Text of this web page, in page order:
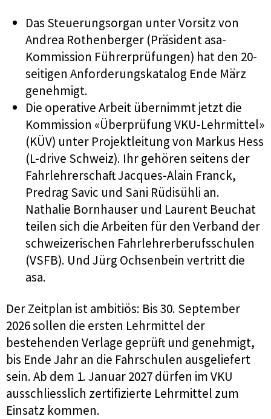
Das Steuerungsorgan unter Vorsitz von
Andrea Rothenberger (Präsident asa-
Kommission Führerprüfungen) hat den 20-
seitigen Anforderungskatalog Ende März
genehmigt.
Die operative Arbeit übernimmt jetzt die
Kommission «Überprüfung VKU-Lehrmittel»
(KÜV) unter Projektleitung von Markus Hess
(L-drive Schweiz). Ihr gehören seitens der
Fahrlehrerschaft Jacques-Alain Franck,
Predrag Savic und Sani Rüdisühli an.
Nathalie Bornhauser und Laurent Beuchat
teilen sich die Arbeiten für den Verband der
schweizerischen Fahrlehrerberufsschulen
(VSFB). Und Jürg Ochsenbein vertritt die
asa.
Der Zeitplan ist ambitiös: Bis 30. September
2026 sollen die ersten Lehrmittel der
bestehenden Verlage geprüft und genehmigt,
bis Ende Jahr an die Fahrschulen ausgeliefert
sein. Ab dem 1. Januar 2027 dürfen im VKU
ausschliesslich zertifizierte Lehrmittel zum
Einsatz kommen.